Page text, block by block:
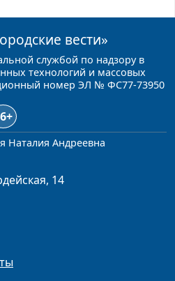
вести»
службой по надзору в
технологий и массовых
номер ЭЛ № ФС77-73950
Наталия Андреевна
14